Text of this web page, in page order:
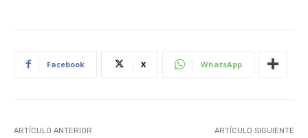
Facebook X WhatsApp
ARTÍCULO ANTERIOR ARTÍCULO SIGUIENTE